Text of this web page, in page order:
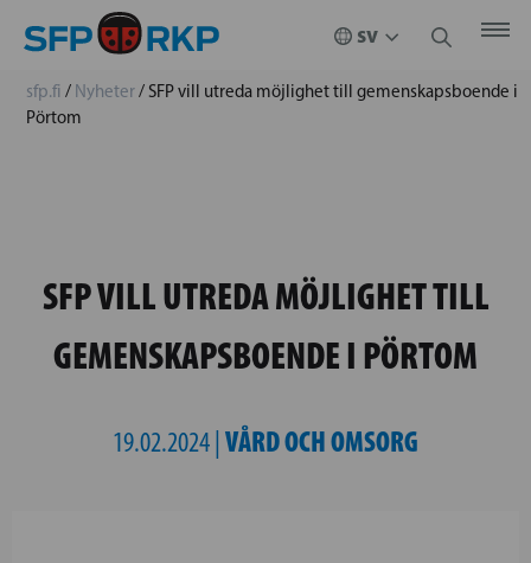
sfp.fi / Nyheter/ SFP vill utreda möjlighet till gemenskapsboende i
Pörtom
SFP VILL UTREDA MÖJLIGHET TILL
GEMENSKAPSBOENDE I PÖRTOM
19.02.2024 | VÅRD OCH OMSORG